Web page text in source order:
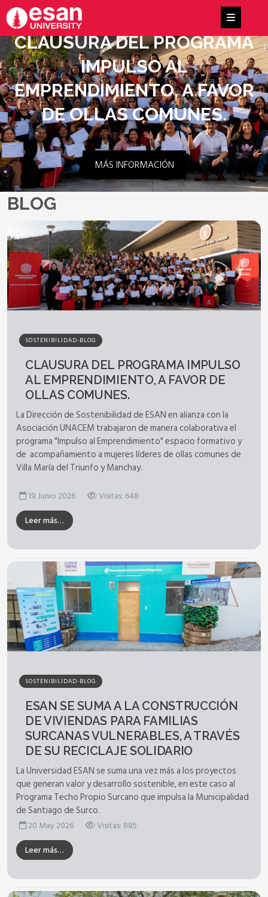
CLAUSURA DEL PROGRAMA
IMPULSO AL
EMPRENDIMIENTO, A FAVOR
DE OLLAS COMUNES.
MÁS INFORMACIÓN
BLOG
SOSTENIBILIDAD-BLOG
CLAUSURA DEL PROGRAMA IMPULSO
AL EMPRENDIMIENTO, A FAVOR DE
OLLAS COMUNES.
La Dirección de Sostenibilidad de ESAN en alianza con la
Asociación UNACEM trabajaron de manera colaborativa el
programa "Impulso al Emprendimiento" espacio formativo y
de acompañamiento a mujeres líderes de ollas comunes de
Villa María del Triunfo y Manchay.
19 Junio 2026
Visitas: 648
Leer más…
SOSTENIBILIDAD-BLOG
ESAN SE SUMA A LA CONSTRUCCIÓN
DE VIVIENDAS PARA FAMILIAS
SURCANAS VULNERABLES, A TRAVÉS
DE SU RECICLAJE SOLIDARIO
La Universidad ESAN se suma una vez más a los proyectos
que generan valor y desarrollo sostenible, en este caso al
Programa Techo Propio Surcano que impulsa la Municipalidad
de Santiago de Surco.
20 May 2026
Visitas: 885
Leer más…